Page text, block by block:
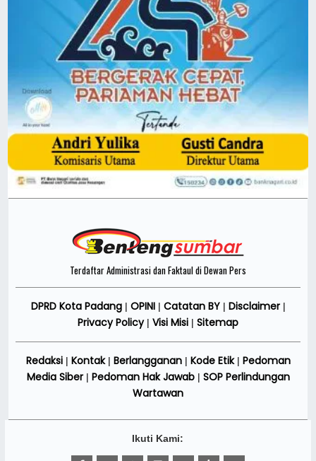
Terdaftar Administrasi dan Faktaul di Dewan Pers
DPRD Kota Padang| OPINI Catatan BY| Disclaimer|
Privacy Policy| Visi Misi Sitemap
Redaksi| Kontak| Berlangganan| Kode Etik| Pedoman
Media Siber| Pedoman Hak Jawab| SOP Perlindungan
Wartawan
Ikuti Kami: